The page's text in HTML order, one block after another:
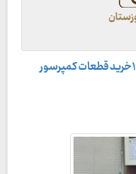
آگهی مناقصه عمومی شماره ۱۴۵۴۴۱خرید قطعات کمپرسور